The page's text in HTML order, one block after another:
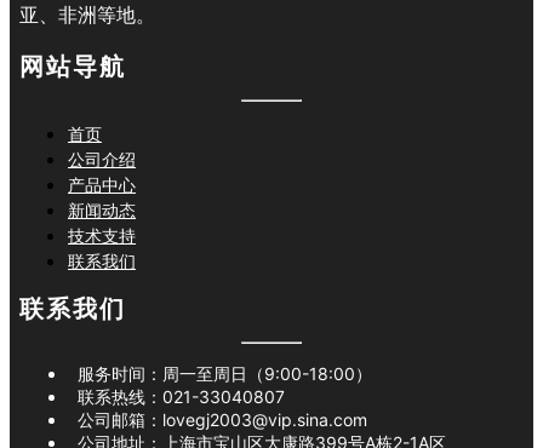
亚、非洲等地。
网站导航
首页
公司介绍
产品中心
新闻动态
技术支持
联系我们
联系我们
服务时间：周一至周日（9:00-18:00）
联系热线： 021-33040807
公司邮箱： lovegj2003@vip.sina.com
公司地址：
上海市宝山区大康路399号A栋2-1A区